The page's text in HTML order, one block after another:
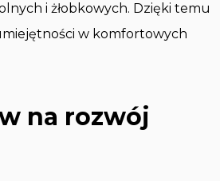
i żłobkowych. Dzięki temu
w komfortowych
na rozwój